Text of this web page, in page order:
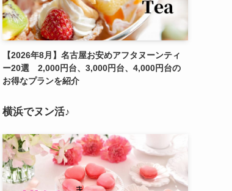
【2026年8月】名古屋お安めアフタヌーンティ
ー20選 2,000円台、3,000円台、4,000円台の
お得なプランを紹介
横浜でヌン活♪